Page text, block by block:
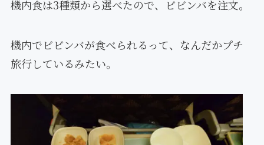
機内食は3種類から選べたので、ビビンバを注文。
機内でビビンバが食べられるって、なんだかプチ
旅行しているみたい。